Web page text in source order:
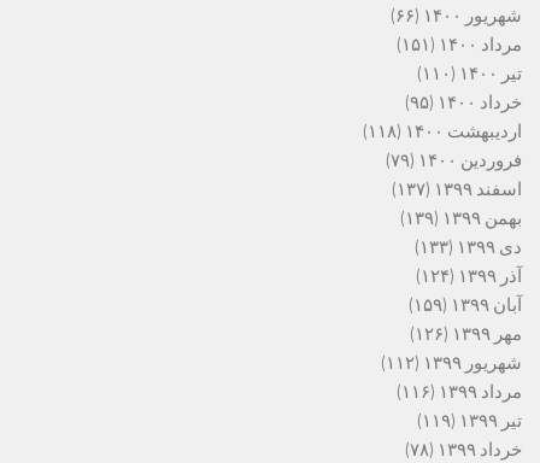
شهریور ۱۴۰۰
(۶۶)
مرداد ۱۴۰۰
(۱۵۱)
تیر ۱۴۰۰
(۱۱۰)
خرداد ۱۴۰۰
(۹۵)
اردیبهشت ۱۴۰۰
(۱۱۸)
فروردین ۱۴۰۰
(۷۹)
اسفند ۱۳۹۹
(۱۳۷)
بهمن ۱۳۹۹
(۱۳۹)
دی ۱۳۹۹
(۱۳۳)
آذر ۱۳۹۹
(۱۲۴)
آبان ۱۳۹۹
(۱۵۹)
مهر ۱۳۹۹
(۱۲۶)
شهریور ۱۳۹۹
(۱۱۲)
مرداد ۱۳۹۹
(۱۱۶)
تیر ۱۳۹۹
(۱۱۹)
خرداد ۱۳۹۹
(۷۸)